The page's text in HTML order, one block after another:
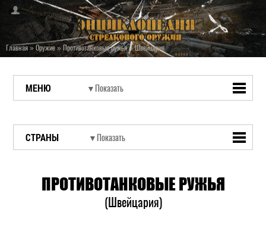
Главная»Оружие» Противотанковые ружья»Швейцария
МЕНЮ
СТРАНЫ
ПРОТИВОТАНКОВЫЕ РУЖЬЯ
(Швейцария)